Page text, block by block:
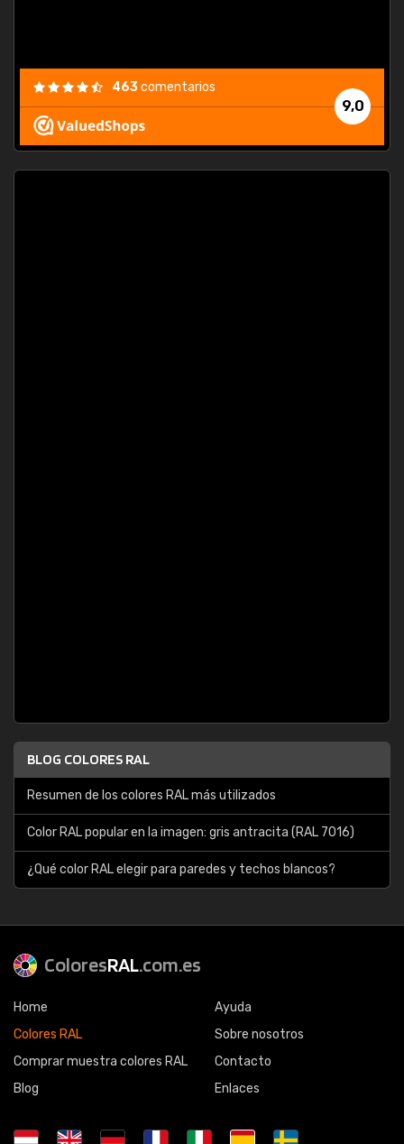
9,0
463comentarios
BLOG COLORES RAL
Resumen de los colores RAL más utilizados
Color RAL popular en la imagen: gris antracita (RAL 7016)
¿Qué color RAL elegir para paredes y techos blancos?
ColoresRAL.com.es
Home
Colores RAL
Comprar muestra colores RAL
Blog
Ayuda
Sobre nosotros
Contacto
Enlaces